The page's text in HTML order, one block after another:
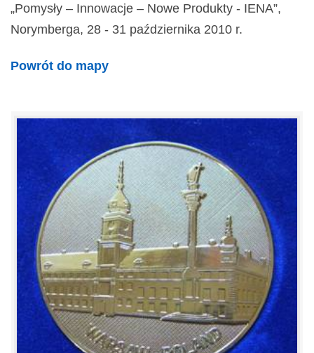
„Pomysły – Innowacje – Nowe Produkty - IENA”,
Norymberga, 28 - 31 października 2010 r.
Powrót do mapy